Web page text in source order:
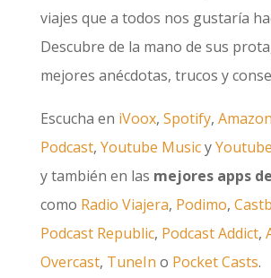
viajes que a todos nos gustaría
Descubre de la mano de sus
mejores anécdotas, trucos y
Escucha en iVoox, Spotify,
Podcast, Youtube MusicyYoutube
y también en las mejores apps
como Radio Viajera, Podimo,
Podcast Republic, Podcast Addict,
Overcast, TuneIn o Pocket Casts.